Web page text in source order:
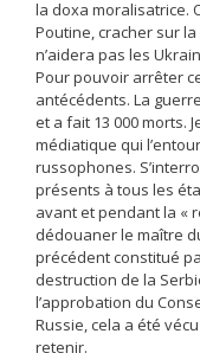
la doxa moralisatrice.
Poutine, cracher sur
n’aidera pas les
Pour pouvoir arrêter
antécédents. La
et a fait 13 000 morts.
médiatique qui
russophones.
présents à tous les
avant et pendant la «
dédouaner le maître
précédent constitué
destruction de la
l’approbation du
Russie, cela a été
retenir.